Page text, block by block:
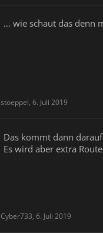
… wie schaut das denn
stoeppel, 6. Juli 2019
Das kommt dann
Es wird aber extra
Cyber733, 6. Juli 2019